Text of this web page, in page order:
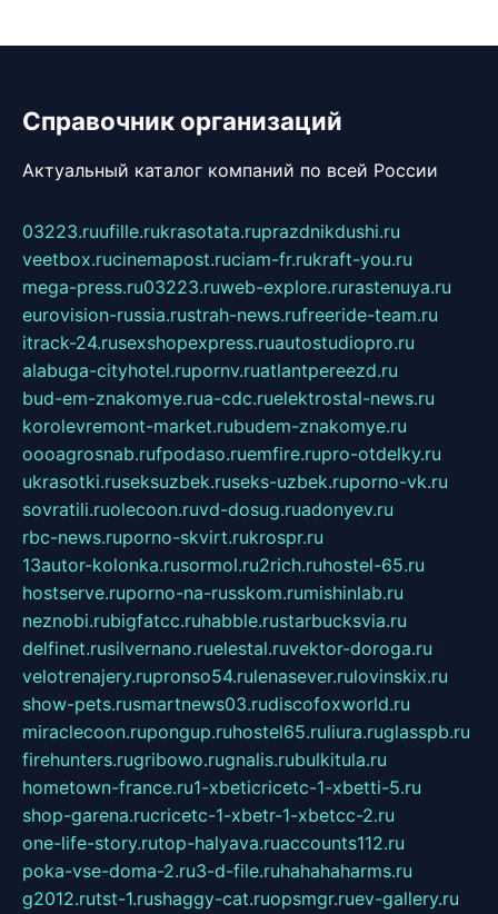
Справочник организаций
Актуальный каталог компаний по всей России
03223.ruufille.rukrasotata.ruprazdnikdushi.ru
veetbox.rucinemapost.ruciam-fr.rukraft-you.ru
mega-press.ru03223.ruweb-explore.rurastenuya.ru
eurovision-russia.rustrah-news.rufreeride-team.ru
itrack-24.rusexshopexpress.ruautostudiopro.ru
alabuga-cityhotel.rupornv.ruatlantpereezd.ru
bud-em-znakomye.rua-cdc.ruelektrostal-news.ru
korolevremont-market.rubudem-znakomye.ru
oooagrosnab.rufpodaso.ruemfire.rupro-otdelky.ru
ukrasotki.ruseksuzbek.ruseks-uzbek.ruporno-vk.ru
sovratili.ruolecoon.ruvd-dosug.ruadonyev.ru
rbc-news.ruporno-skvirt.rukrospr.ru
13autor-kolonka.rusormol.ru2rich.ruhostel-65.ru
hostserve.ruporno-na-russkom.rumishinlab.ru
neznobi.rubigfatcc.ruhabble.rustarbucksvia.ru
delfinet.rusilvernano.ruelestal.ruvektor-doroga.ru
velotrenajery.rupronso54.rulenasever.rulovinskix.ru
show-pets.rusmartnews03.rudiscofoxworld.ru
miraclecoon.rupongup.ruhostel65.ruliura.ruglasspb.ru
firehunters.rugribowo.rugnalis.rubulkitula.ru
hometown-france.ru1-xbeticricetc-1-xbetti-5.ru
shop-garena.rucricetc-1-xbetr-1-xbetcc-2.ru
one-life-story.rutop-halyava.ruaccounts112.ru
poka-vse-doma-2.ru3-d-file.ruhahahaharms.ru
g2012.rutst-1.rushaggy-cat.ruopsmgr.ruev-gallery.ru